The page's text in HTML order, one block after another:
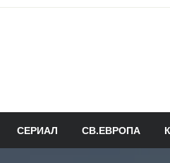
СЕРИАЛ СВ.ЕВРОПА